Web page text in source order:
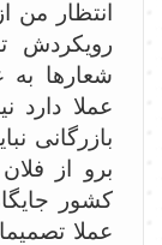
انتظار من
رویکردش
شعارها به
عملا دارد
بازرگانی
برو از
کشور
عملا